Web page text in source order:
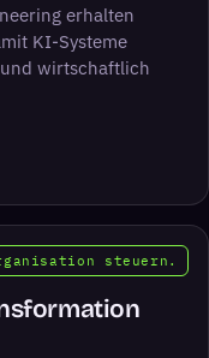
erhalten
KI-Systeme
wirtschaftlich
in neuem Tab)
steuern.